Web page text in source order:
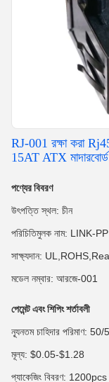
RJ-001 রক্ষা করা
15AT ATX মাদারবোর্ড
পণ্যের বিবরণ
উৎপত্তি স্থল: চীন
পরিচিতিমুলক নাম: LINK-PP
সাক্ষ্যদান:
মডেল নম্বার: আরজে-001
পেমেন্ট এবং শিপিং শর্তাবলী
ন্যূনতম চাহিদার পরিমাণ:
মূল্য: $0.05-$1.28
প্যাকেজিং বিবরণ: